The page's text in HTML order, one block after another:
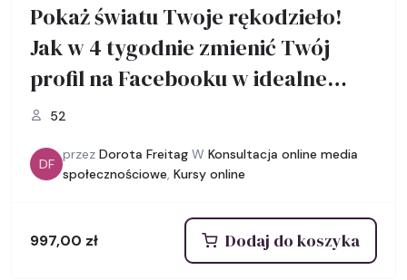
Pokaż światu Twoje rękodzieło!
Jak w 4 tygodnie zmienić Twój
profil na Facebooku w idealne
Portfolio.
52
DF
przez Dorota Freitag W Konsultacja online media
społecznościowe Kursy online
997,00 zł Dodaj do koszyka